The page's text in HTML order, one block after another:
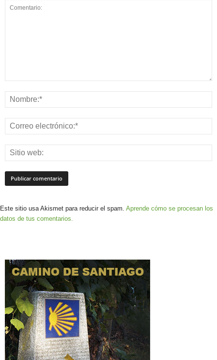
Este sitio usa Akismet para reducir el spam. Aprende cómo se procesan los
datos de tus comentarios.